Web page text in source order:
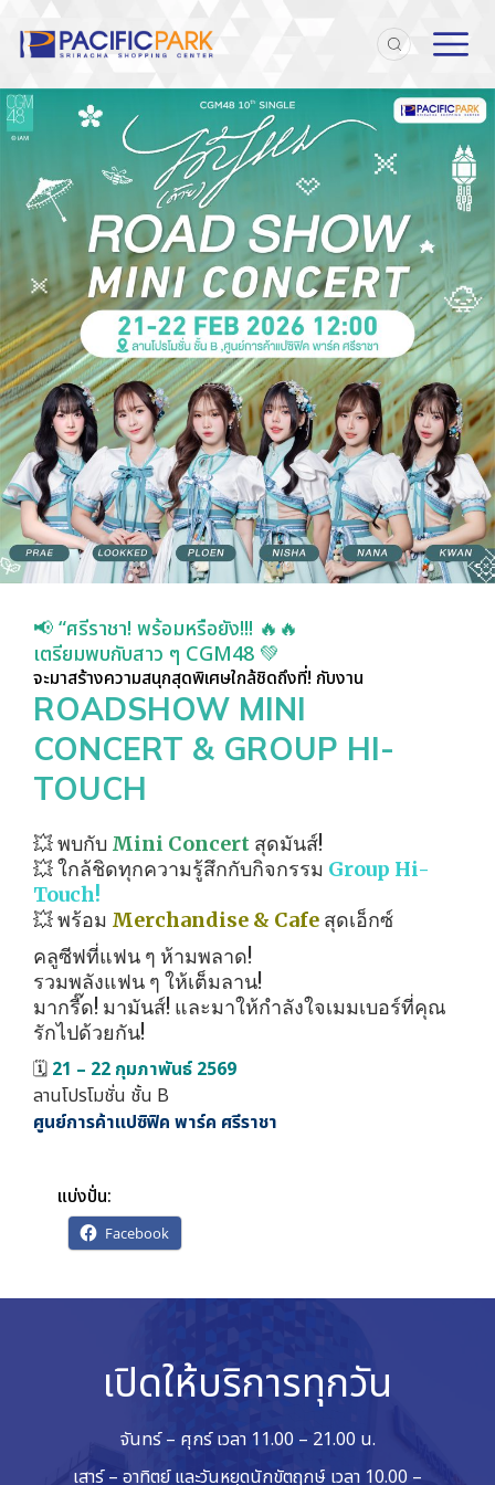
📢 “ศรีราชา! พร้อมหรือยัง!!! 🔥🔥
เตรียมพบกับสาว ๆ CGM48 💚
จะมาสร้างความสนุกสุดพิเศษใกล้ชิดถึงที่! กับงาน
ROADSHOW MINI
CONCERT & GROUP HI-
TOUCH
💥 พบกับ Mini Concert สุดมันส์!
💥 ใกล้ชิดทุกความรู้สึกกับกิจกรรม Group Hi-
Touch!
💥 พร้อม Merchandise & Cafe สุดเอ็กซ์
คลูซีฟที่แฟน ๆ ห้ามพลาด!
รวมพลังแฟน ๆ ให้เต็มลาน!
มากรี๊ด! มามันส์! และมาให้กำลังใจเมมเบอร์ที่คุณ
รักไปด้วยกัน!
🗓️ 21 – 22 กุมภาพันธ์ 2569
ลานโปรโมชั่น ชั้น B
ศูนย์การค้าแปซิฟิค พาร์ค ศรีราชา
แบ่งปั่น:
Facebook
เปิดให้บริการทุกวัน
จันทร์ – ศุกร์ เวลา 11.00 – 21.00 น.
เสาร์ – อาทิตย์ และวันหยุดนักขัตฤกษ์ เวลา 10.00 –